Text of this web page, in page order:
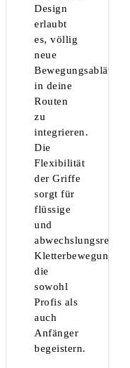
Design
erlaubt
es, völlig
neue
Bewegungsabläufe
in deine
Routen
zu
integrieren.
Die
Flexibilität
der Griffe
sorgt für
flüssige
und
abwechslungsreiche
Kletterbewegungen,
die
sowohl
Profis als
auch
Anfänger
begeistern.